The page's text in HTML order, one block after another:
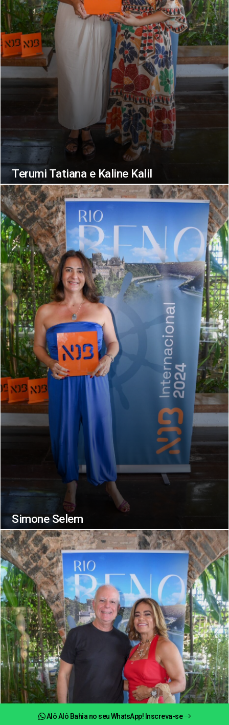
Alô Alô Bahia no seu WhatsApp! Inscreva-se
Terumi Tatiana e Kaline Kalil
Simone Selem